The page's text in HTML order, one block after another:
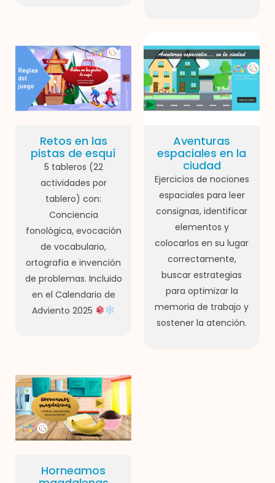
Retos en las
pistas de esquí
5 tableros (22
actividades por
tablero) con:
Conciencia
fonológica, evocación
de vocabulario,
ortografia e invención
de problemas. Incluido
en el Calendario de
Adviento 2025
Aventuras
espaciales en la
ciudad
Ejercicios de nociones
espaciales para leer
consignas, identificar
elementos y
colocarlos en su lugar
correctamente,
buscar estrategias
para optimizar la
memoria de trabajo y
sostener la atención.
Horneamos